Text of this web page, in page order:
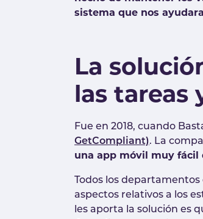
sistema que nos
La
las tareas
Fue en 2018, cuando
GetCompliant). La
una app móvil muy fácil
Todos los
aspectos relativos a los
les aporta la solución es